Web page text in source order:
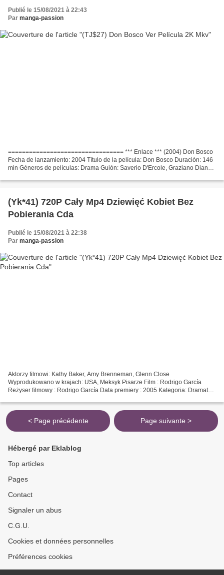
Publié le 15/08/2021 à 22:43
Par manga-passion
================================= *** Enlace *** (2004) Don Bosco
Fecha de lanzamiento: 2004 Título de la película: Don Bosco Duración: 146
min Géneros de películas: Drama Guión: Saverio D'Ercole, Graziano Diana
(Yk*41) 720P Cały Mp4 Dziewięć Kobiet Bez
Pobierania Cda
Publié le 15/08/2021 à 22:38
Par manga-passion
Aktorzy filmowi: Kathy Baker, Amy Brenneman, Glenn Close
Wyprodukowano w krajach: USA, Meksyk Pisarze Film : Rodrigo García
Reżyser filmowy : Rodrigo García Data premiery : 2005 Kategoria: Dramat
@@@@@@@@@@@@@@@@@@@@@@@@@@@@@@@@@...
< Page précédente Page suivante >
Hébergé par Eklablog
Top articles
Pages
Contact
Signaler un abus
C.G.U.
Cookies et données personnelles
Préférences cookies